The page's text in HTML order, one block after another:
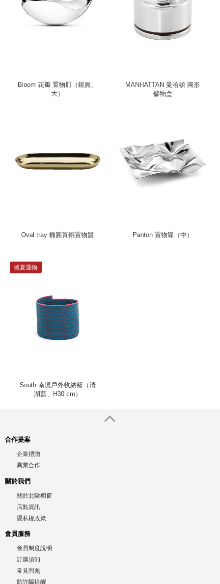
Bloom 花瓣 置物皿（鏡面、
大）
MANHATTAN 曼哈頓 圓形
儲物盒
Oval tray 橢圓黃銅置物盤 Panton 置物碟（中）
盛夏選物
South 南境戶外收納籃（清
湖藍、H30 cm）
合作提案
企業禮贈
異業合作
關於我們
關於北歐櫥窗
店點資訊
隱私權政策
會員服務
會員制度說明
訂購須知
常見問題
防詐騙提醒